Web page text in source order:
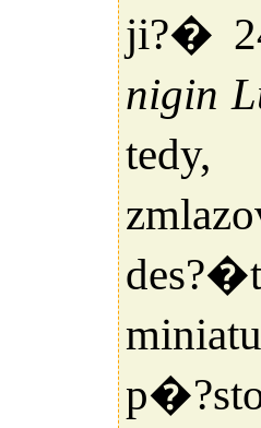
ji?�
nigin
tedy,